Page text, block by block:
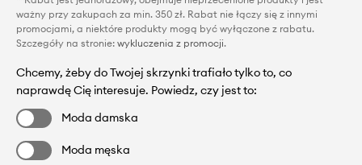
ważny przy zakupach za min. 350 zł. Rabat nie łączy się z innymi
promocjami, a niektóre produkty mogą być wyłączone z rabatu.
Szczegóły na stronie: wykluczenia z promocji.
Chcemy, żeby do Twojej skrzynki trafiało tylko to, co
naprawdę Cię interesuje. Powiedz, czy jest to:
Moda damska
Moda męska